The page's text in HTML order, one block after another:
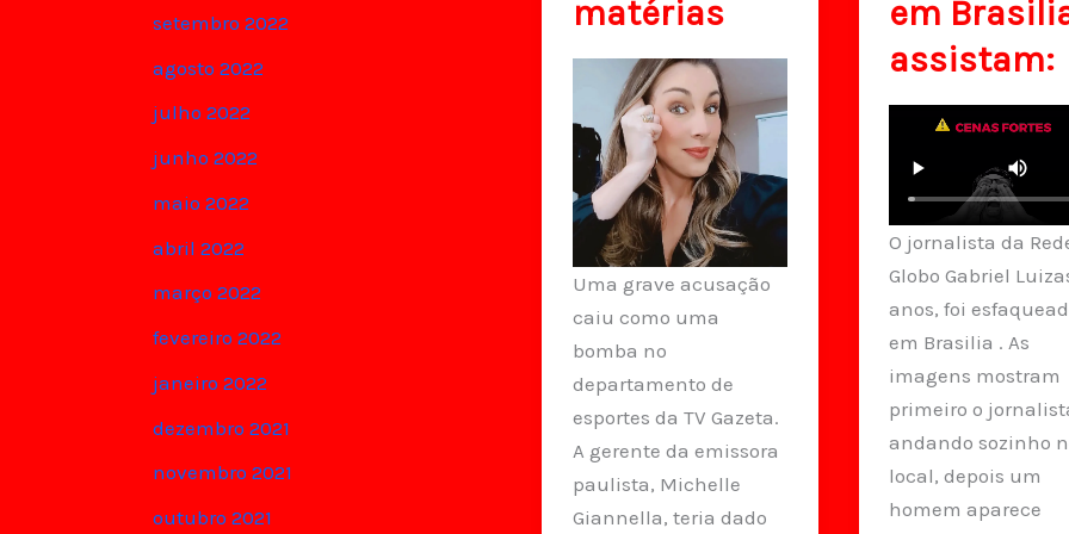
setembro 2022
agosto 2022
julho 2022
junho 2022
maio 2022
abril 2022
março 2022
fevereiro 2022
janeiro 2022
dezembro 2021
novembro 2021
outubro 2021
matérias
Uma grave acusação
caiu como uma
bomba no
departamento de
esportes da TV Gazeta.
A gerente da emissora
paulista, Michelle
Giannella, teria dado
em
assistam:
O jornalista da
Globo Gabriel
anos, foi
em Brasilia . As
imagens mostram
primeiro o
andando sozinho
local, depois um
homem aparece